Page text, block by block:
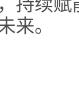
来。